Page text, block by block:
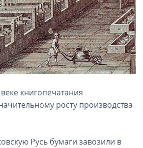
книгопечатания
росту производства
Русь бумаги завозили в